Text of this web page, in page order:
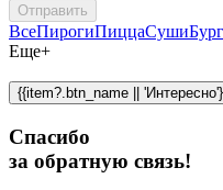
Отправить
ВсеПирогиПиццаСуши
Еще+
{{item?.btn_name ||
Спасибо
за обратную связь!